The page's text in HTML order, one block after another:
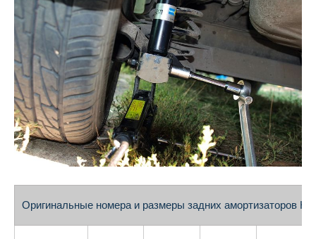
Оригинальные номера и размеры задних амортизаторов